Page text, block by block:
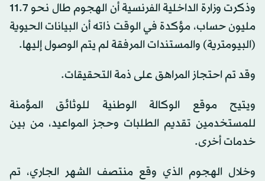
وذكرت وزارة الداخلية الفرنسية أن الهجوم طال نحو 11.7
مليون حساب، مؤكدة في الوقت ذاته أن البيانات الحيوية
(البيومترية) والمستندات المرفقة لم يتم الوصول إليها.
وقد تم احتجاز المراهق على ذمة التحقيقات.
ويتيح موقع الوكالة الوطنية للوثائق المؤمنة
للمستخدمين تقديم الطلبات وحجز المواعيد، من بين
خدمات أخرى.
وخلال الهجوم الذي وقع منتصف الشهر الجاري، تم